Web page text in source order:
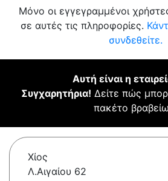
Μόνο οι εγγεγραμμένοι
σε αυτές τις πληροφορίες.
συνδεθείτε.
Αυτή είναι η
Συγχαρητήρια! Δείτε πώς
πακέτο
Χίος
Λ.Αιγαίου 62